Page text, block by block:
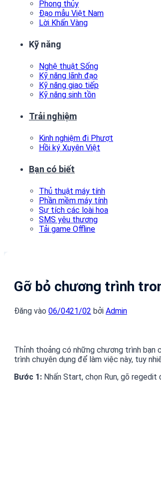
Phong thủy
Đạo mẫu Việt Nam
Lời Khấn Vàng
Kỹ năng
Nghệ thuật Sống
Kỹ năng lãnh đạo
Kỹ năng giao tiếp
Kỹ năng sinh tồn
Trải nghiệm
Kinh nghiệm đi Phượt
Hồi ký Xuyên Việt
Bạn có biết
Thủ thuật máy tính
Phần mềm máy tính
Sự tích các loài hoa
SMS yêu thương
Tải game Offline
Gỡ bỏ chương trình
Đăng vào 06/0421/02 bởi Admin
Thỉnh thoảng có những chương trình bạn
trình chuyên dụng để làm việc này, tuy
Bước 1: Nhấn Start, chọn Run, gõ regedit